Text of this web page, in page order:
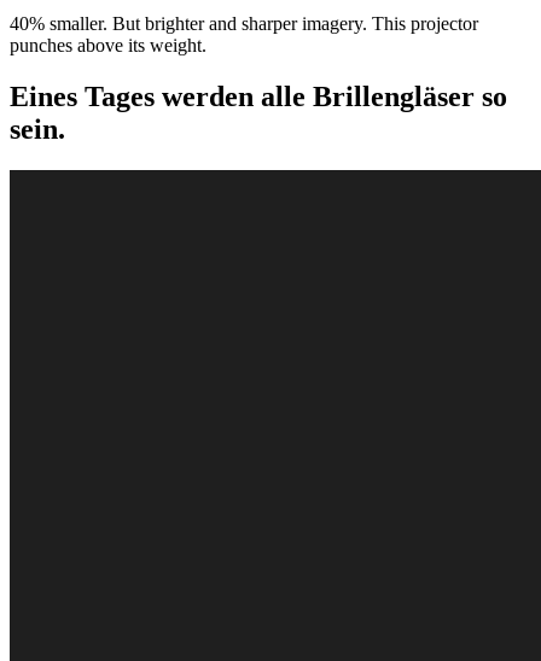
40% smaller. But brighter and sharper imagery. This projector
punches above its weight.
Eines Tages werden alle Brillengläser so
sein.